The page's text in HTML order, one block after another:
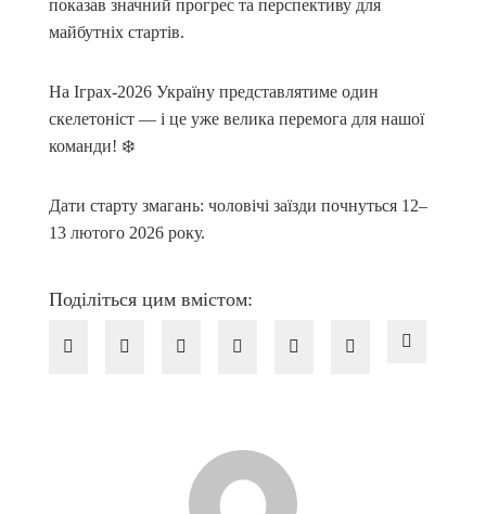
показав значний прогрес та перспективу для
майбутніх стартів.
На Іграх-2026 Україну представлятиме один
скелетоніст — і це уже велика перемога для нашої
команди! ❄️
Дати старту змагань: чоловічі заїзди почнуться 12–
13 лютого 2026 року.
Поділіться цим вмістом: